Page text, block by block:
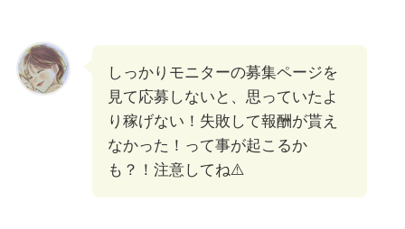
しっかりモニターの募集ページを
見て応募しないと、思っていたよ
り稼げない！失敗して報酬が貰え
なかった！って事が起こるか
も？！注意してね⚠️